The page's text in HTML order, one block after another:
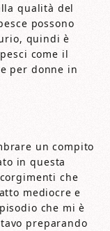
qualità del
possono
quindi è
come il
per donne in
un compito
in questa
che
mediocre e
che mi è
preparando